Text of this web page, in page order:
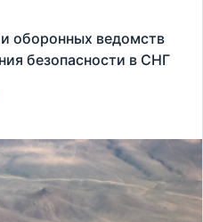
оборонных ведомств
безопасности в СНГ